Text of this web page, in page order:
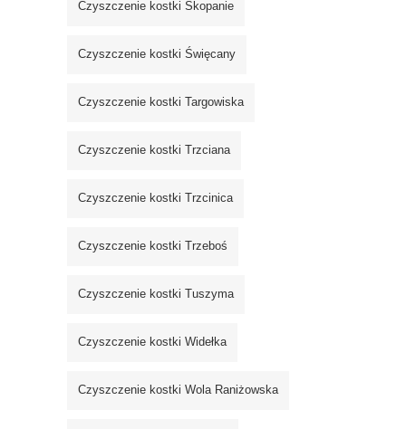
Czyszczenie kostki Skopanie
Czyszczenie kostki Święcany
Czyszczenie kostki Targowiska
Czyszczenie kostki Trzciana
Czyszczenie kostki Trzcinica
Czyszczenie kostki Trzeboś
Czyszczenie kostki Tuszyma
Czyszczenie kostki Widełka
Czyszczenie kostki Wola Raniżowska